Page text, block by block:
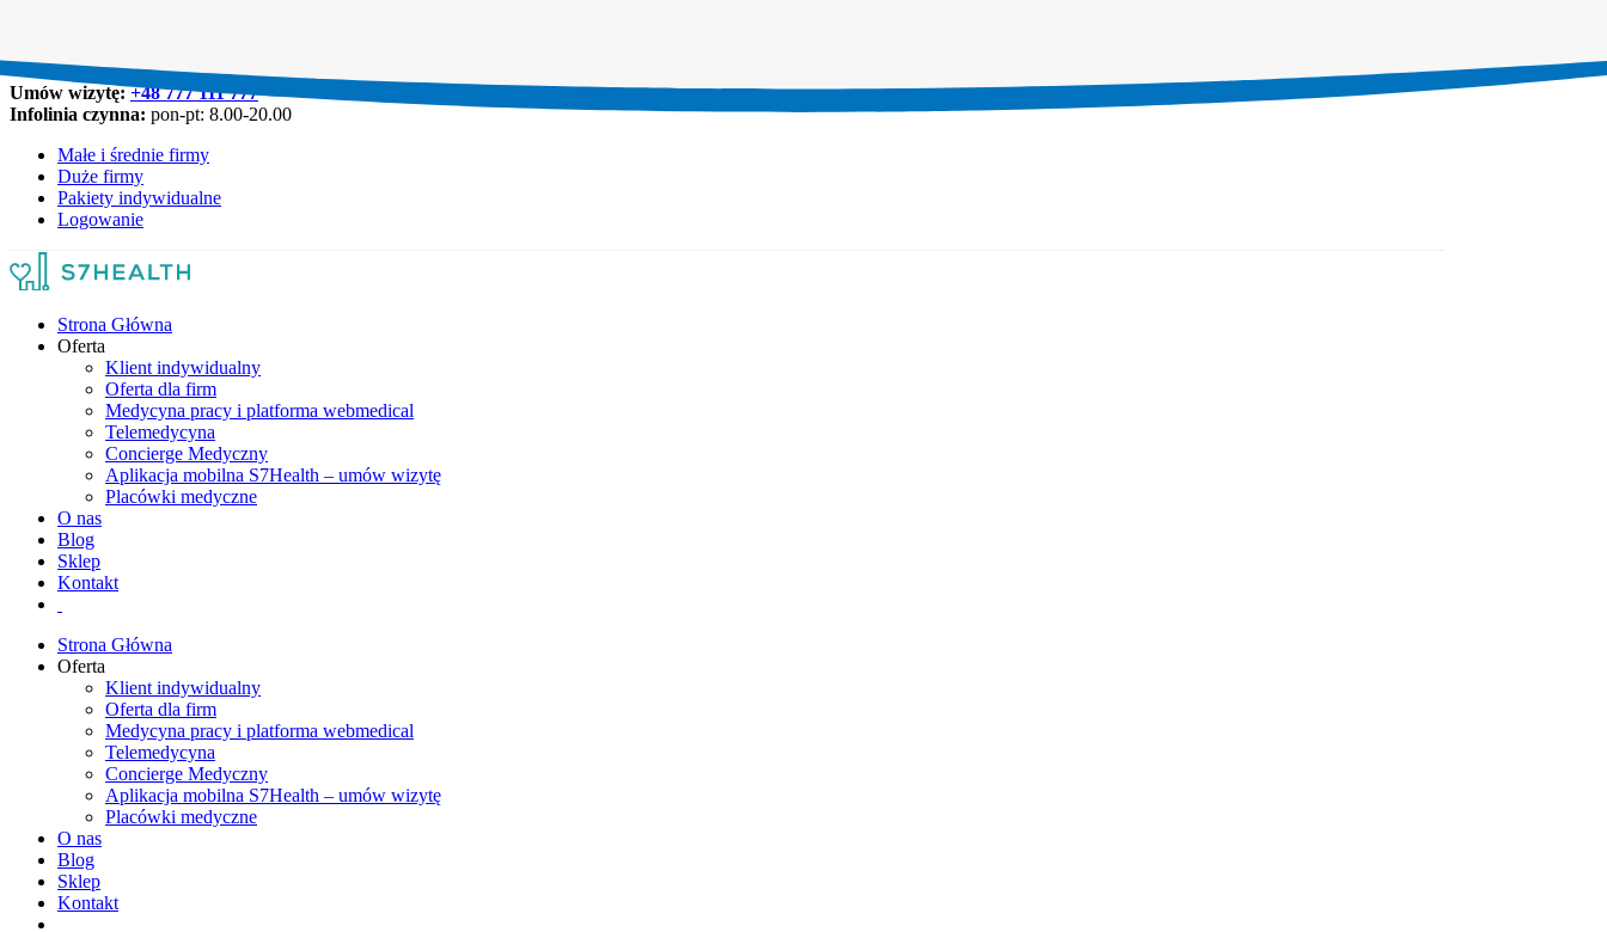
Umów wizytę:+48 777 111 777
Infolinia czynna: pon-pt: 8.00-20.00
Małe i średnie firmy
Duże firmy
Pakiety indywidualne
Logowanie
Strona Główna
Oferta
Klient indywidualny
Oferta dla firm
Medycyna pracy i platforma webmedical
Telemedycyna
Concierge Medyczny
Aplikacja mobilna S7Health – umów wizytę
Placówki medyczne
O nas
Blog
Sklep
Kontakt
Strona Główna
Oferta
Klient indywidualny
Oferta dla firm
Medycyna pracy i platforma webmedical
Telemedycyna
Concierge Medyczny
Aplikacja mobilna S7Health – umów wizytę
Placówki medyczne
O nas
Blog
Sklep
Kontakt